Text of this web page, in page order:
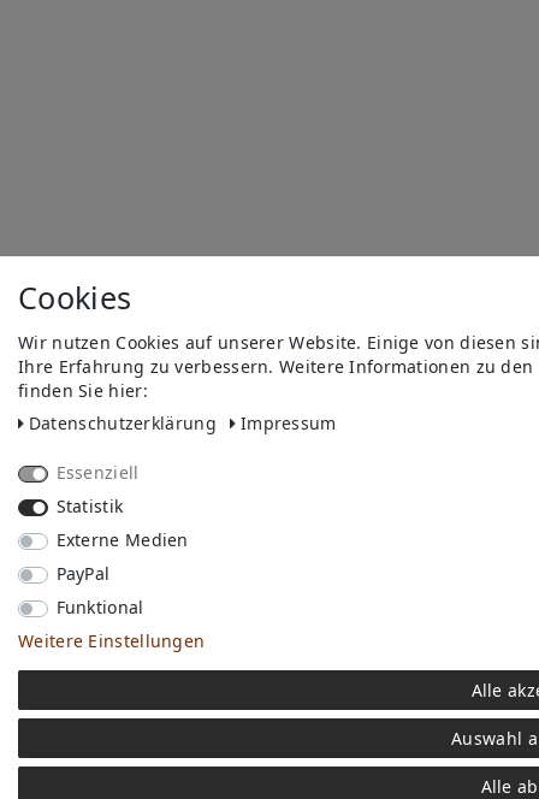
Cookies
Wir nutzen Cookies auf unserer Website. Einige von diesen
Ihre Erfahrung zu verbessern. Weitere Informationen zu
finden Sie hier:
Daten­schutz­erklärung
Impressum
Essenziell
Statistik
Externe Medien
PayPal
Funktional
Weitere Einstellungen
Alle
Auswahl
Alle